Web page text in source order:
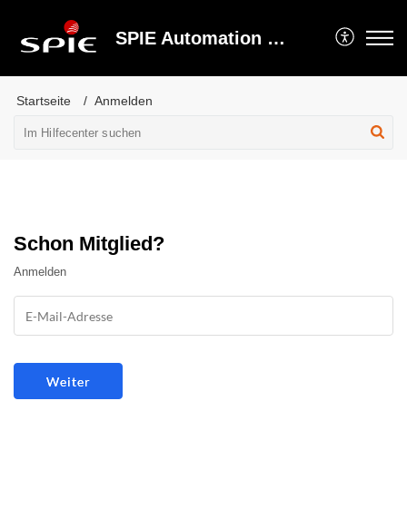
SPIE Automation GmbH
Startseite Anmelden
Schon Mitglied?
Anmelden